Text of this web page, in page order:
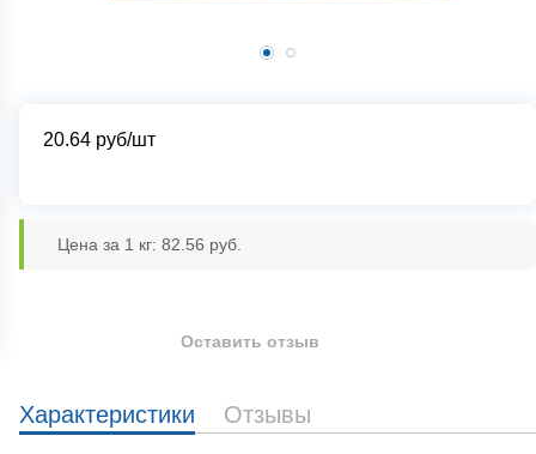
20.64 руб/шт
Цена за 1 кг: 82.56 руб.
Характеристики Отзывы
Оставить отзыв